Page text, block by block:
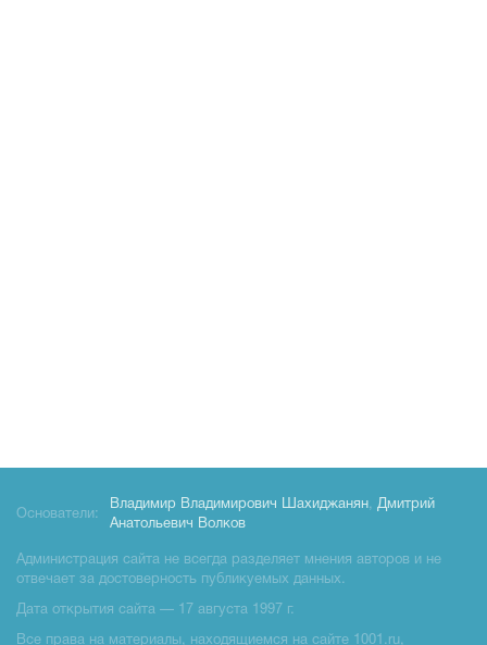
Основатели:
Владимир Владимирович Шахиджанян, Дмитрий
Анатольевич Волков
Администрация сайта не всегда разделяет мнения авторов и не
отвечает за достоверность публикуемых данных.
Дата открытия сайта — 17 августа 1997 г.
Все права на материалы, находящиемся на сайте 1001.ru,